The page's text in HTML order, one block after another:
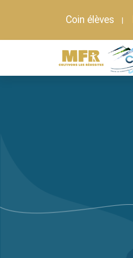
Coin élèves |